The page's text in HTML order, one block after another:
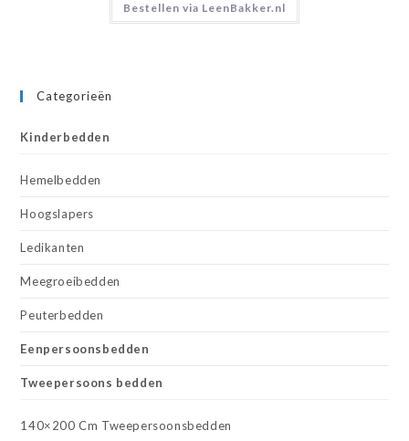
Bestellen via LeenBakker.nl
Categorieën
Kinderbedden
Hemelbedden
Hoogslapers
Ledikanten
Meegroeibedden
Peuterbedden
Eenpersoonsbedden
Tweepersoons bedden
140×200 Cm Tweepersoonsbedden